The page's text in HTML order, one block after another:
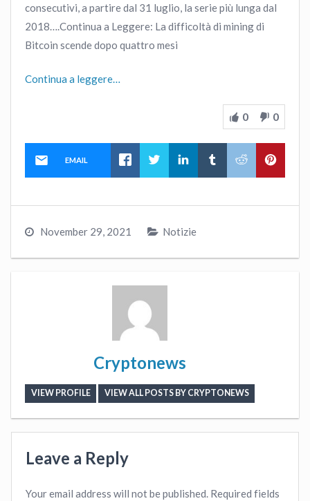
consecutivi, a partire dal 31 luglio, la serie più lunga dal
2018….Continua a Leggere: La difficoltà di mining di
Bitcoin scende dopo quattro mesi
Continua a leggere…
0 0
EMAIL
November 29, 2021 Notizie
Cryptonews
VIEW PROFILE VIEW ALL POSTS BY CRYPTONEWS
Leave a Reply
Your email address will not be published. Required fields